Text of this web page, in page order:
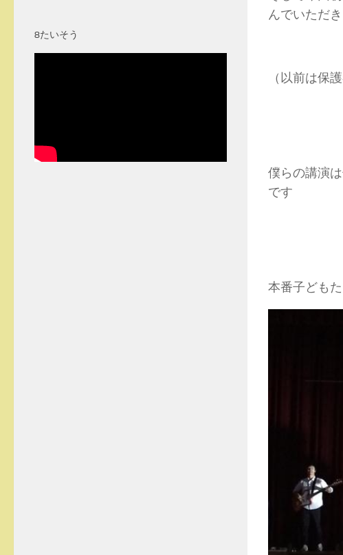
んでいただ
（以前は保
僕らの講演
です
本番子ども
8たいそう